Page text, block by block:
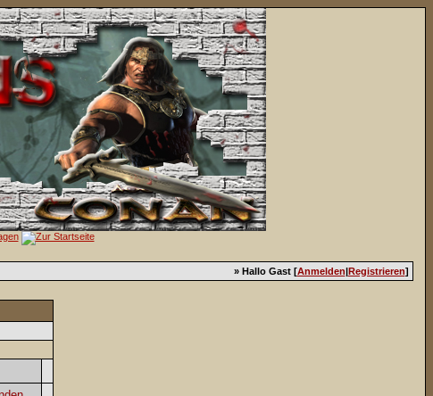
» Hallo Gast [Anmelden|Registrieren]